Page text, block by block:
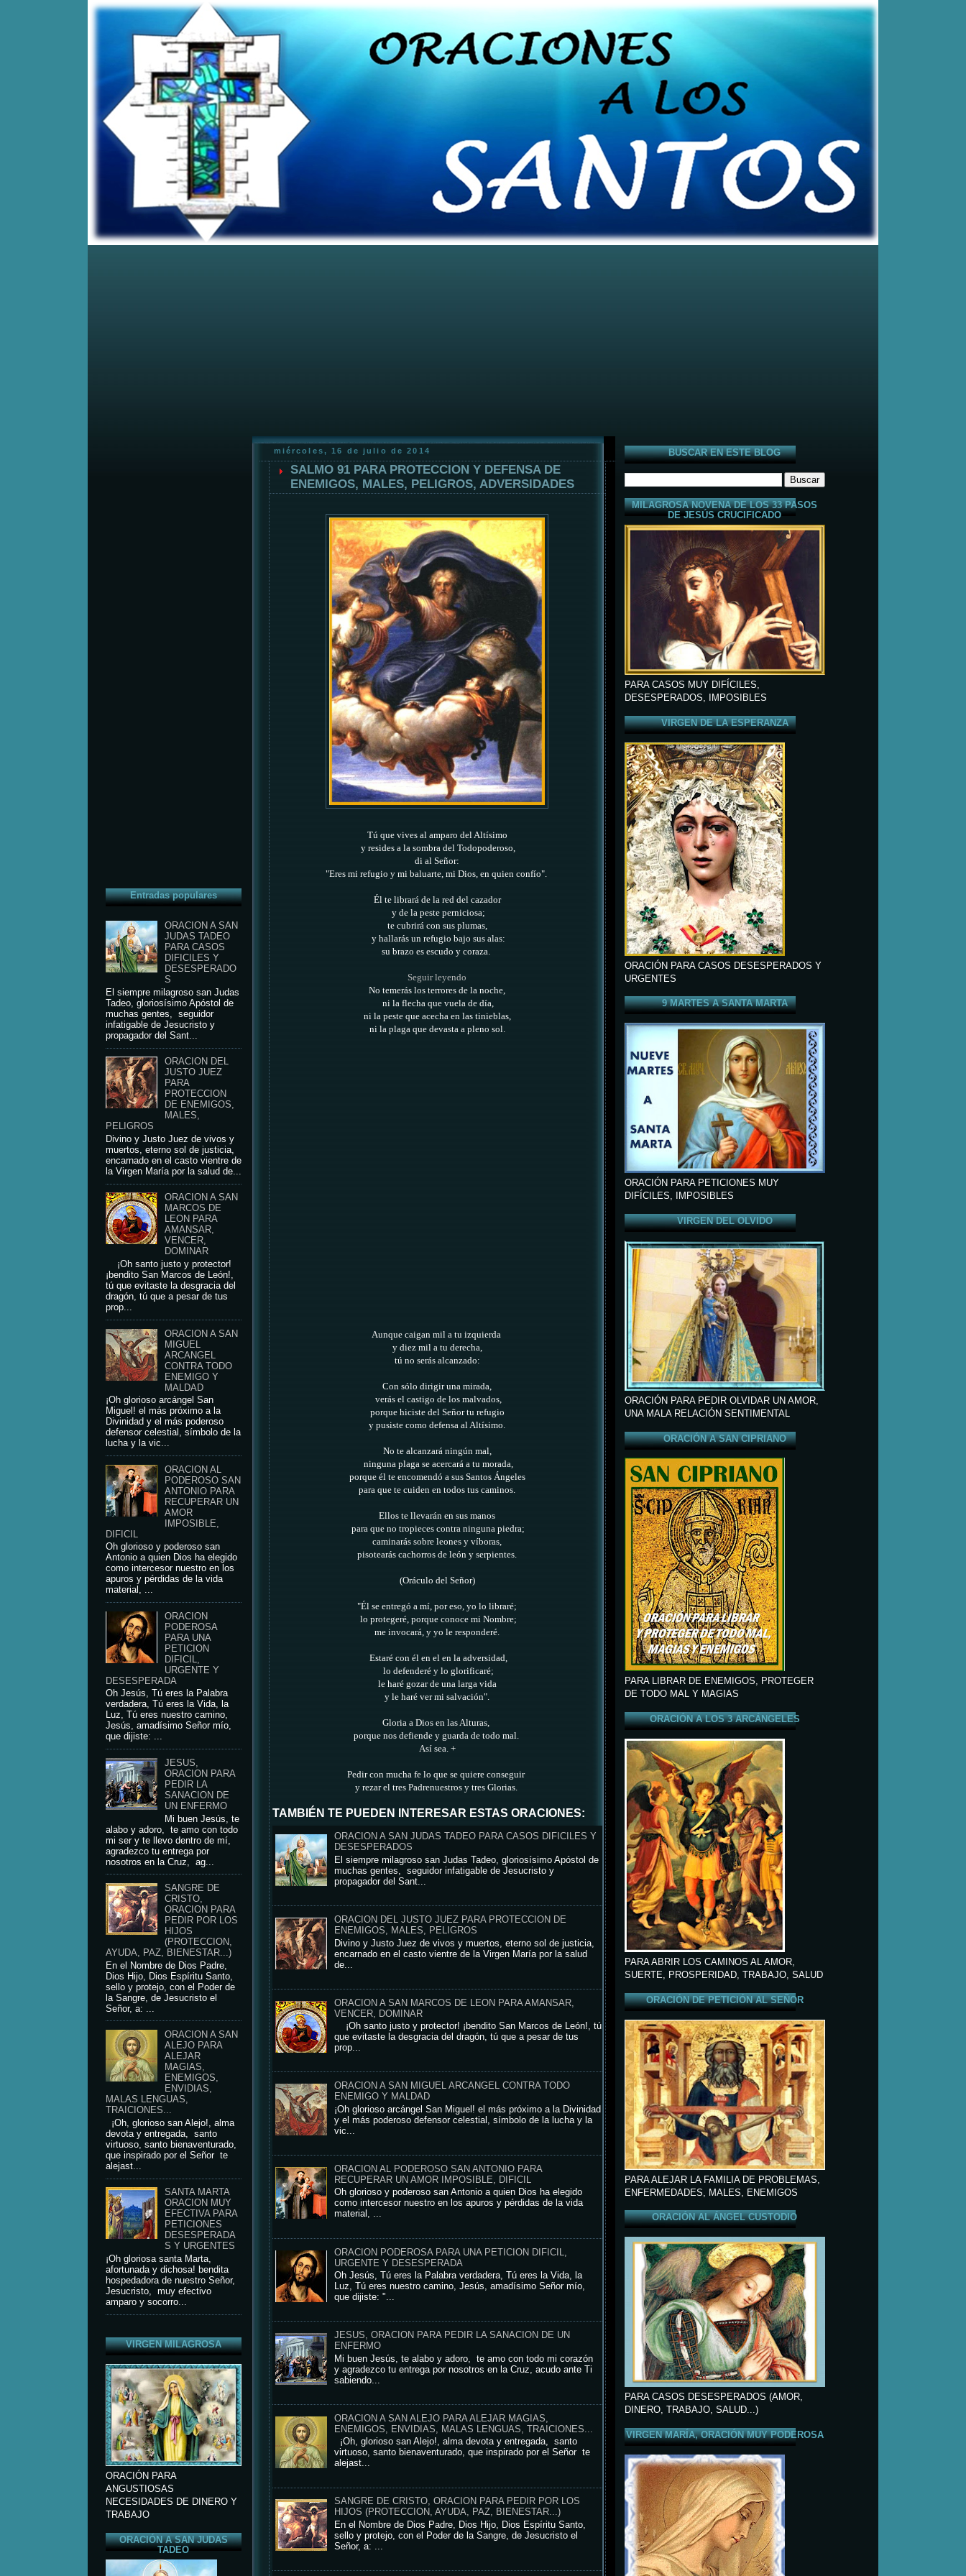
Home Posts RSS Comments RSS
Entradas populares
ORACION A SAN
JUDAS TADEO
PARA CASOS
DIFICILES Y
DESESPERADO
S
El siempre milagroso san Judas
Tadeo, gloriosísimo Apóstol de
muchas gentes, seguidor
infatigable de Jesucristo y
propagador del Sant...
ORACION DEL
JUSTO JUEZ
PARA
PROTECCION
DE ENEMIGOS,
MALES,
PELIGROS
Divino y Justo Juez de vivos y
muertos, eterno sol de justicia,
encarnado en el casto vientre de
la Virgen María por la salud de...
ORACION A SAN
MARCOS DE
LEON PARA
AMANSAR,
VENCER,
DOMINAR
¡Oh santo justo y protector!
¡bendito San Marcos de León!,
tú que evitaste la desgracia del
dragón, tú que a pesar de tus
prop...
ORACION A SAN
MIGUEL
ARCANGEL
CONTRA TODO
ENEMIGO Y
MALDAD
¡Oh glorioso arcángel San
Miguel! el más próximo a la
Divinidad y el más poderoso
defensor celestial, símbolo de la
lucha y la vic...
ORACION AL
PODEROSO SAN
ANTONIO PARA
RECUPERAR UN
AMOR
IMPOSIBLE,
DIFICIL
Oh glorioso y poderoso san
Antonio a quien Dios ha elegido
como intercesor nuestro en los
apuros y pérdidas de la vida
material, ...
ORACION
PODEROSA
PARA UNA
PETICION
DIFICIL,
URGENTE Y
DESESPERADA
Oh Jesús, Tú eres la Palabra
verdadera, Tú eres la Vida, la
Luz, Tú eres nuestro camino,
Jesús, amadísimo Señor mío,
que dijiste: ...
JESUS,
ORACION PARA
PEDIR LA
SANACION DE
UN ENFERMO
Mi buen Jesús, te
alabo y adoro, te amo con todo
mi ser y te llevo dentro de mí,
agradezco tu entrega por
nosotros en la Cruz, ag...
SANGRE DE
CRISTO,
ORACION PARA
PEDIR POR LOS
HIJOS
(PROTECCION,
AYUDA, PAZ, BIENESTAR...)
En el Nombre de Dios Padre,
Dios Hijo, Dios Espíritu Santo,
sello y protejo, con el Poder de
la Sangre, de Jesucristo el
Señor, a: ...
ORACION A SAN
ALEJO PARA
ALEJAR
MAGIAS,
ENEMIGOS,
ENVIDIAS,
MALAS LENGUAS,
TRAICIONES...
¡Oh, glorioso san Alejo!, alma
devota y entregada, santo
virtuoso, santo bienaventurado,
que inspirado por el Señor te
alejast...
SANTA MARTA
ORACION MUY
EFECTIVA PARA
PETICIONES
DESESPERADA
S Y URGENTES
¡Oh gloriosa santa Marta,
afortunada y dichosa! bendita
hospedadora de nuestro Señor,
Jesucristo, muy efectivo
amparo y socorro...
VIRGEN MILAGROSA
ORACIÓN PARA
ANGUSTIOSAS
NECESIDADES DE DINERO Y
TRABAJO
ORACIÓN A SAN JUDAS
TADEO
miércoles, 16 de julio de 2014
SALMO 91 PARA PROTECCION Y DEFENSA DE
ENEMIGOS, MALES, PELIGROS, ADVERSIDADES
Tú que vives al amparo del Altísimo
y resides a la sombra del Todopoderoso,
di al Señor:
"Eres mi refugio y mi baluarte, mi Dios, en quien confío".
Él te librará de la red del cazador
y de la peste perniciosa;
te cubrirá con sus plumas,
y hallarás un refugio bajo sus alas:
su brazo es escudo y coraza.
Seguir leyendo
No temerás los terrores de la noche,
ni la flecha que vuela de día,
ni la peste que acecha en las tinieblas,
ni la plaga que devasta a pleno sol.
Aunque caigan mil a tu izquierda
y diez mil a tu derecha,
tú no serás alcanzado:
Con sólo dirigir una mirada,
verás el castigo de los malvados,
porque hiciste del Señor tu refugio
y pusiste como defensa al Altísimo.
No te alcanzará ningún mal,
ninguna plaga se acercará a tu morada,
porque él te encomendó a sus Santos Ángeles
para que te cuiden en todos tus caminos.
Ellos te llevarán en sus manos
para que no tropieces contra ninguna piedra;
caminarás sobre leones y víboras,
pisotearás cachorros de león y serpientes.
(Oráculo del Señor)
"Él se entregó a mí, por eso, yo lo libraré;
lo protegeré, porque conoce mi Nombre;
me invocará, y yo le responderé.
Estaré con él en el en la adversidad,
lo defenderé y lo glorificaré;
le haré gozar de una larga vida
y le haré ver mi salvación".
Gloria a Dios en las Alturas,
porque nos defiende y guarda de todo mal.
Así sea. +
Pedir con mucha fe lo que se quiere conseguir
y rezar el tres Padrenuestros y tres Glorias.
TAMBIÉN TE PUEDEN INTERESAR ESTAS ORACIONES:
ORACION A SAN JUDAS TADEO PARA CASOS DIFICILES Y
DESESPERADOS
El siempre milagroso san Judas Tadeo, gloriosísimo Apóstol de
muchas gentes, seguidor infatigable de Jesucristo y
propagador del Sant...
ORACION DEL JUSTO JUEZ PARA PROTECCION DE
ENEMIGOS, MALES, PELIGROS
Divino y Justo Juez de vivos y muertos, eterno sol de justicia,
encarnado en el casto vientre de la Virgen María por la salud
de...
ORACION A SAN MARCOS DE LEON PARA AMANSAR,
VENCER, DOMINAR
¡Oh santo justo y protector! ¡bendito San Marcos de León!, tú
que evitaste la desgracia del dragón, tú que a pesar de tus
prop...
ORACION A SAN MIGUEL ARCANGEL CONTRA TODO
ENEMIGO Y MALDAD
¡Oh glorioso arcángel San Miguel! el más próximo a la Divinidad
y el más poderoso defensor celestial, símbolo de la lucha y la
vic...
ORACION AL PODEROSO SAN ANTONIO PARA
RECUPERAR UN AMOR IMPOSIBLE, DIFICIL
Oh glorioso y poderoso san Antonio a quien Dios ha elegido
como intercesor nuestro en los apuros y pérdidas de la vida
material, ...
ORACION PODEROSA PARA UNA PETICION DIFICIL,
URGENTE Y DESESPERADA
Oh Jesús, Tú eres la Palabra verdadera, Tú eres la Vida, la
Luz, Tú eres nuestro camino, Jesús, amadísimo Señor mío,
que dijiste: "...
JESUS, ORACION PARA PEDIR LA SANACION DE UN
ENFERMO
Mi buen Jesús, te alabo y adoro, te amo con todo mi corazón
y agradezco tu entrega por nosotros en la Cruz, acudo ante Ti
sabiendo...
ORACION A SAN ALEJO PARA ALEJAR MAGIAS,
ENEMIGOS, ENVIDIAS, MALAS LENGUAS, TRAICIONES...
¡Oh, glorioso san Alejo!, alma devota y entregada, santo
virtuoso, santo bienaventurado, que inspirado por el Señor te
alejast...
SANGRE DE CRISTO, ORACION PARA PEDIR POR LOS
HIJOS (PROTECCION, AYUDA, PAZ, BIENESTAR...)
En el Nombre de Dios Padre, Dios Hijo, Dios Espíritu Santo,
sello y protejo, con el Poder de la Sangre, de Jesucristo el
Señor, a: ...
BUSCAR EN ESTE BLOG
MILAGROSA NOVENA DE LOS 33 PASOS
DE JESÚS CRUCIFICADO
PARA CASOS MUY DIFÍCILES,
DESESPERADOS, IMPOSIBLES
VIRGEN DE LA ESPERANZA
ORACIÓN PARA CASOS DESESPERADOS Y
URGENTES
9 MARTES A SANTA MARTA
ORACIÓN PARA PETICIONES MUY
DIFÍCILES, IMPOSIBLES
VIRGEN DEL OLVIDO
ORACIÓN PARA PEDIR OLVIDAR UN AMOR,
UNA MALA RELACIÓN SENTIMENTAL
ORACIÓN A SAN CIPRIANO
PARA LIBRAR DE ENEMIGOS, PROTEGER
DE TODO MAL Y MAGIAS
ORACIÓN A LOS 3 ARCÁNGELES
PARA ABRIR LOS CAMINOS AL AMOR,
SUERTE, PROSPERIDAD, TRABAJO, SALUD
ORACIÓN DE PETICIÓN AL SEÑOR
PARA ALEJAR LA FAMILIA DE PROBLEMAS,
ENFERMEDADES, MALES, ENEMIGOS
ORACIÓN AL ÁNGEL CUSTODIO
PARA CASOS DESESPERADOS (AMOR,
DINERO, TRABAJO, SALUD...)
VIRGEN MARÍA, ORACIÓN MUY PODEROSA